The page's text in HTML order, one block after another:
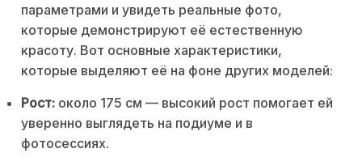
параметрами и увидеть реальные фото,
которые демонстрируют её естественную
красоту. Вот основные характеристики,
которые выделяют её на фоне других моделей:
Рост: около 175 см — высокий рост помогает ей
уверенно выглядеть на подиуме и в
фотосессиях.